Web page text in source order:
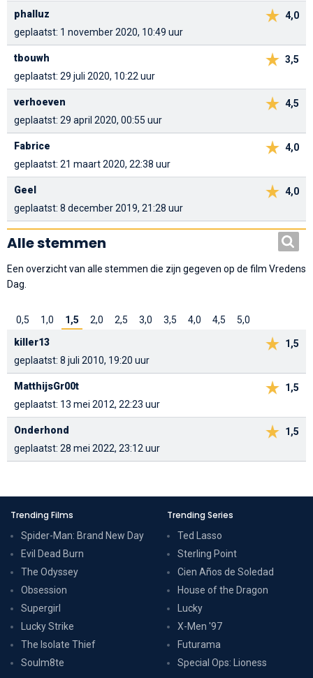
4,0
phalluz
geplaatst: 1 november 2020, 10:49 uur
3,5
tbouwh
geplaatst: 29 juli 2020, 10:22 uur
4,5
verhoeven
geplaatst: 29 april 2020, 00:55 uur
4,0
Fabrice
geplaatst: 21 maart 2020, 22:38 uur
4,0
Geel
geplaatst: 8 december 2019, 21:28 uur
Alle stemmen
Een overzicht van alle stemmen die zijn gegeven op de film Vredens
Dag.
0,5 1,0 1,5 2,0 2,5 3,0 3,5 4,0 4,5 5,0
1,5
killer13
geplaatst: 8 juli 2010, 19:20 uur
1,5
MatthijsGr00t
geplaatst: 13 mei 2012, 22:23 uur
1,5
Onderhond
geplaatst: 28 mei 2022, 23:12 uur
Trending Films
Spider-Man: Brand New Day
Evil Dead Burn
The Odyssey
Obsession
Supergirl
Lucky Strike
The Isolate Thief
Soulm8te
Trending Series
Ted Lasso
Sterling Point
Cien Años de Soledad
House of the Dragon
Lucky
X-Men '97
Futurama
Special Ops: Lioness